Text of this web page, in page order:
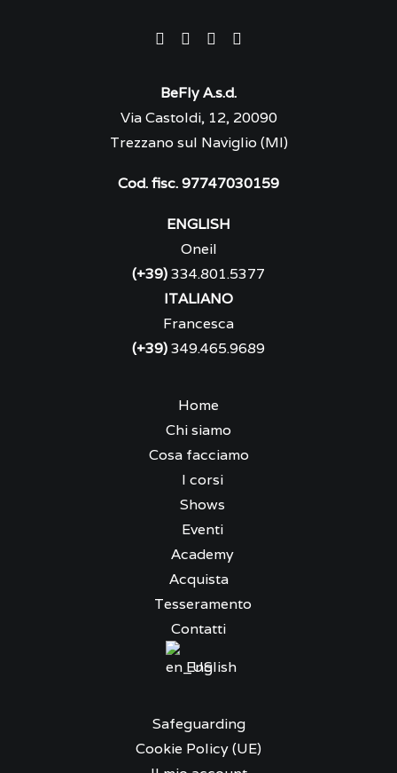
BeFly A.s.d.
Via Castoldi, 12, 20090
Trezzano sul Naviglio (MI)
Cod. fisc. 97747030159
ENGLISH
Oneil
(+39)334.801.5377
ITALIANO
Francesca
(+39)349.465.9689
Home
Chi siamo
Cosa facciamo
I corsi
Shows
Eventi
Academy
Acquista
Tesseramento
Contatti
English
Safeguarding
Cookie Policy (UE)